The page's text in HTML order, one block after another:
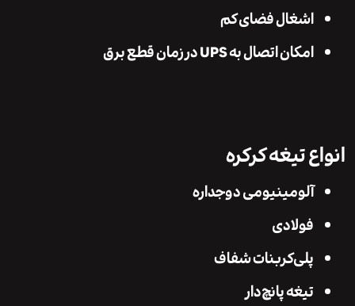
اشغال فضای کم
امکان اتصال به UPS در زمان قطع برق
تیغه کرکره
آلومینیومی دوجداره
فولادی
پلی‌کربنات شفاف
تیغه پانچ‌دار